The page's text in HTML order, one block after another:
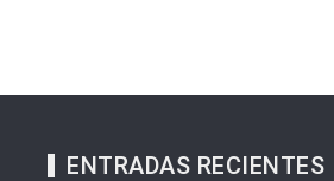
ENTRADAS RECIENTES